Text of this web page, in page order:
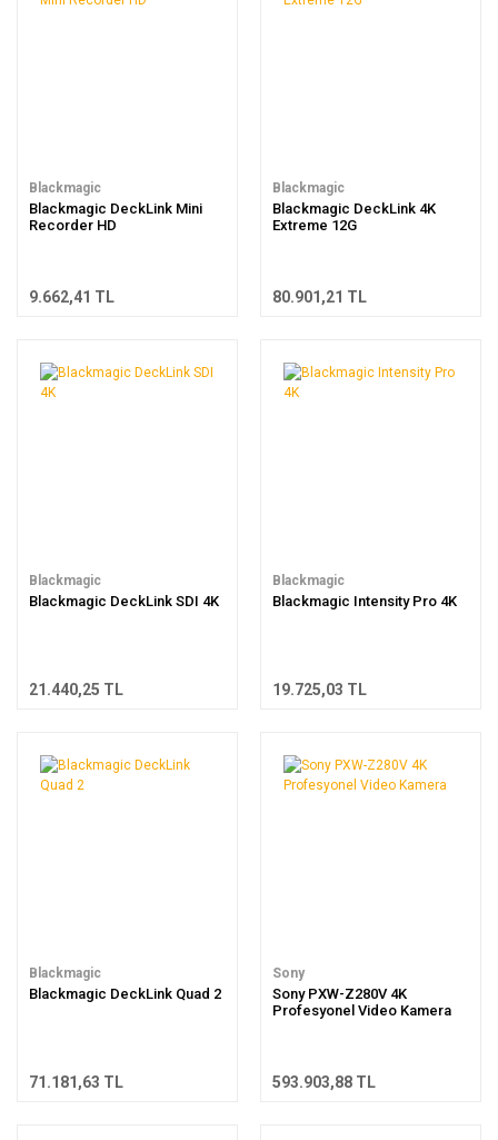
Blackmagic
Blackmagic DeckLink Mini
Recorder HD
9.662,41 TL
Blackmagic
Blackmagic DeckLink 4K
Extreme 12G
80.901,21 TL
Blackmagic
Blackmagic DeckLink SDI 4K
21.440,25 TL
Blackmagic
Blackmagic Intensity Pro 4K
19.725,03 TL
Blackmagic
Blackmagic DeckLink Quad 2
71.181,63 TL
Sony
Sony PXW-Z280V 4K
Profesyonel Video Kamera
593.903,88 TL